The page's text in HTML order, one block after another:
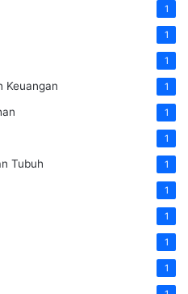
1
1
1
Keuangan 1
1
1
Tubuh 1
1
1
1
1